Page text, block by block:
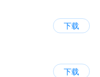
下载
下载